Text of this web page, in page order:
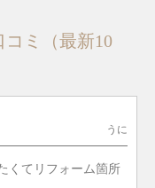
ミ（最新10
うに
くてリフォーム箇所